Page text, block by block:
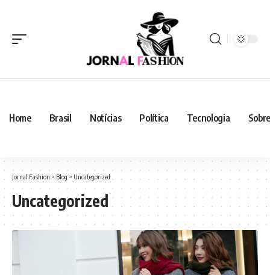
Home Brasil Notícias Política Tecnologia
Jornal Fashion > Blog > Uncategorized
Uncategorized